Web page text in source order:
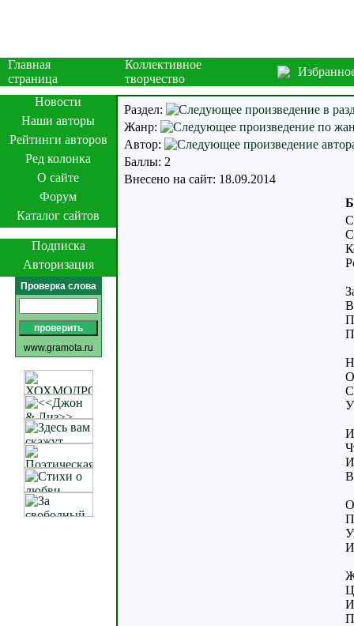
Главная
страница
Коллективное
творчество
Новости
Наши авторы
Рейтинги авторов
Ред колонка
О сайте
Форум
Каталог сайтов
Подписка
Авторизация
Проверка слова
www.gramota.ru
Раздел:
Жанр:
Автор:
Баллы: 2
Внесено на сайт: 18.09.2014
В
У
И
И
В
И
И